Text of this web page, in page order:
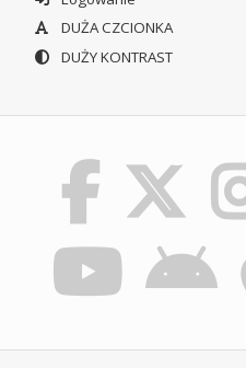
DUŻA CZCIONKA
DUŻY KONTRAST